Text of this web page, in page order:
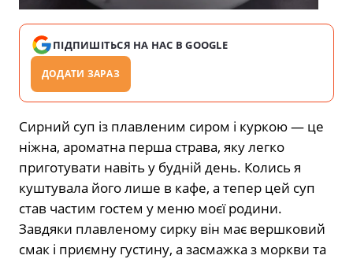
ПІДПИШІТЬСЯ НА НАС В GOOGLE
ДОДАТИ ЗАРАЗ
Сирний суп із плавленим сиром і куркою — це
ніжна, ароматна перша страва, яку легко
приготувати навіть у будній день. Колись я
куштувала його лише в кафе, а тепер цей суп
став частим гостем у меню моєї родини.
Завдяки плавленому сирку він має вершковий
смак і приємну густину, а засмажка з моркви та